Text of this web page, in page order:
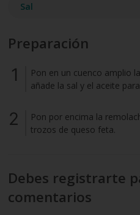
Sal
Preparación
Pon en un cuenco amplio
añade la sal y el aceite
Pon por encima la
trozos de queso feta.
Debes registrarte
comentarios